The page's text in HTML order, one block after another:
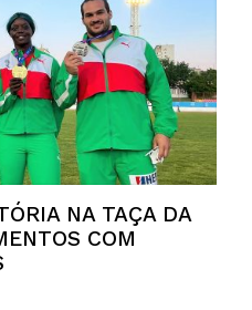
NA TAÇA DA
COM